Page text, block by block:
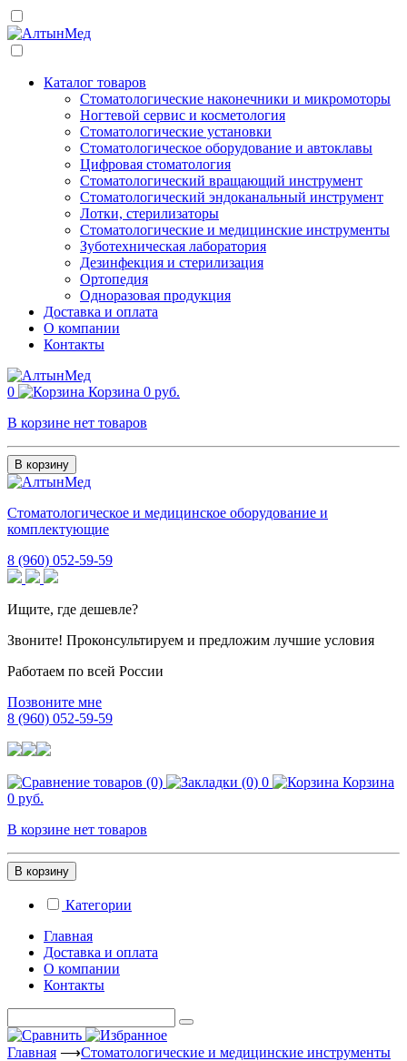
Каталог товаров
Стоматологические наконечники и микромоторы
Ногтевой сервис и косметология
Стоматологические установки
Стоматологическое оборудование и автоклавы
Цифровая стоматология
Стоматологический вращающий инструмент
Стоматологический эндоканальный инструмент
Лотки, стерилизаторы
Стоматологические и медицинские инструменты
Зуботехническая лаборатория
Дезинфекция и стерилизация
Ортопедия
Одноразовая продукция
Доставка и оплата
О компании
Контакты
0 Корзина 0 руб.
В корзине нет товаров
В корзину
Стоматологическое и медицинское оборудование и
комплектующие
8 (960) 052-59-59
Ищите, где дешевле?
Звоните! Проконсультируем и предложим лучшие условия
Работаем по всей России
Позвоните мне
8 (960) 052-59-59
0
Корзина
0 руб.
В корзине нет товаров
В корзину
Категории
Главная
Доставка и оплата
О компании
Контакты
Главная ⟶Стоматологические и медицинские инструменты